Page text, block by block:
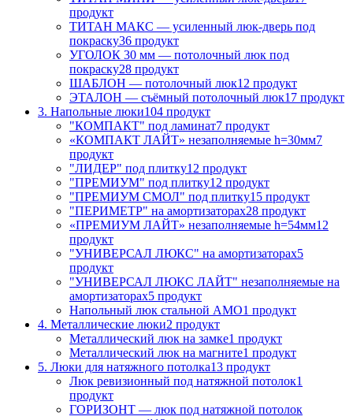
продукт
ТИТАН МАКС — усиленный люк-дверь под
покраску36 продукт
УГОЛОК 30 мм — потолочный люк под
покраску28 продукт
ШАБЛОН — потолочный люк12 продукт
ЭТАЛОН — съёмный потолочный люк17 продукт
3. Напольные люки104 продукт
"КОМПАКТ" под ламинат7 продукт
«КОМПАКТ ЛАЙТ» незаполняемые h=30мм7
продукт
"ЛИДЕР" под плитку12 продукт
"ПРЕМИУМ" под плитку12 продукт
"ПРЕМИУМ СМОЛ" под плитку15 продукт
"ПЕРИМЕТР" на амортизаторах28 продукт
«ПРЕМИУМ ЛАЙТ» незаполняемые h=54мм12
продукт
"УНИВЕРСАЛ ЛЮКС" на амортизаторах5
продукт
"УНИВЕРСАЛ ЛЮКС ЛАЙТ" незаполняемые на
амортизаторах5 продукт
Напольный люк стальной АМО1 продукт
4. Металлические люки2 продукт
Металлический люк на замке1 продукт
Металлический люк на магните1 продукт
5. Люки для натяжного потолка13 продукт
Люк ревизионный под натяжной потолок1
продукт
ГОРИЗОНТ — люк под натяжной потолок